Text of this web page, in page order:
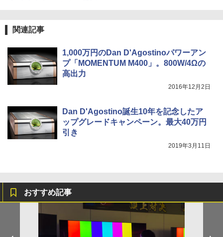
関連記事
1,000万円のDan D'Agostinoパワーアン
プ「MOMENTUM M400」。800W/4Ωの
高出力
2016年12月2日
Dan D'Agostino誕生10年を記念したア
ップグレードキャンペーン。最大40万円
引き
2019年3月11日
おすすめ記事